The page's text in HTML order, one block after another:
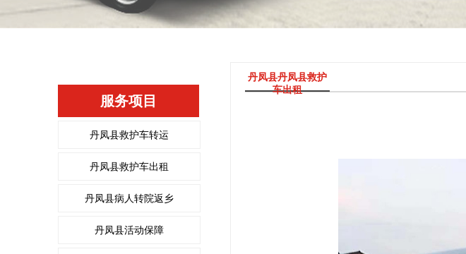
服务项目
丹凤县救护车转运
丹凤县救护车出租
丹凤县病人转院返乡
丹凤县活动保障
丹凤县丹凤县救护
车出租